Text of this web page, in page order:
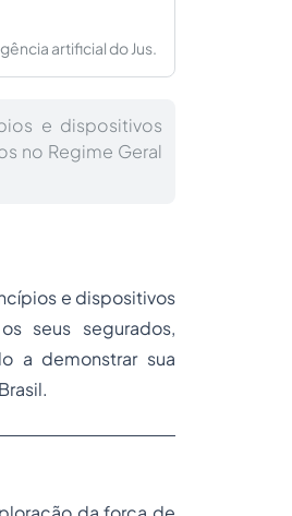
artificial do Jus.
e dispositivos
no Regime Geral
e dispositivos
seus segurados,
a demonstrar sua